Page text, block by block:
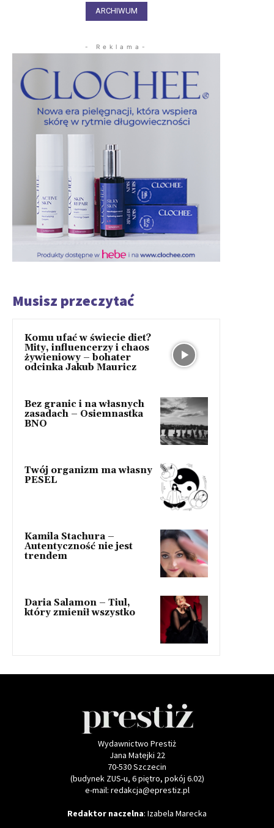
ARCHIWUM
- Reklama-
Musisz przeczytać
Komu ufać w świecie diet?
Mity, influencerzy i chaos
żywieniowy – bohater
odcinka Jakub Mauricz
Bez granic i na własnych
zasadach – Osiemnastka
BNO
Twój organizm ma własny
PESEL
Kamila Stachura –
Autentyczność nie jest
trendem
Daria Salamon – Tiul,
który zmienił wszystko
Wydawnictwo Prestiż
Jana Matejki 22
70-530 Szczecin
(budynek ZUS-u, 6 piętro, pokój 6.02)
e-mail: redakcja@eprestiz.pl
Redaktor naczelna: Izabela Marecka